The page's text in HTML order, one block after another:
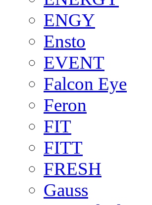
ENGY
Ensto
EVENT
Falcon Eye
Feron
FIT
FITT
FRESH
Gauss